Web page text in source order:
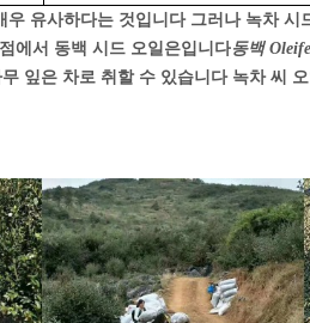
유사하다는 것입니다 그러나 녹차 시
에서 동백 시드 오일은입니다동백
잎은 차로 취할 수 있습니다 녹차 씨